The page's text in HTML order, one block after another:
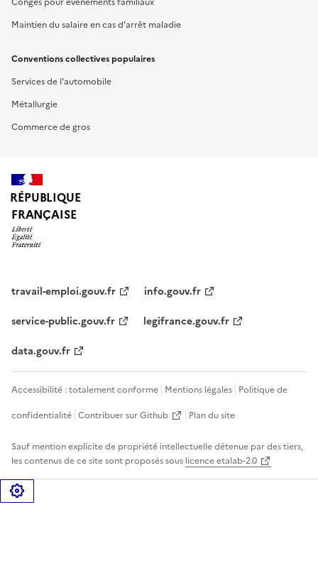
Maintien du salaire en cas d'arrêt maladie
Conventions collectives populaires
Services de l'automobile
Métallurgie
Commerce de gros
RÉPUBLIQUE
FRANÇAISE
travail-emploi.gouv.fr
info.gouv.fr
service-public.gouv.fr
legifrance.gouv.fr
data.gouv.fr
Accessibilité : totalement conforme Mentions légales Politique de
confidentialité Contribuer sur Github Plan du site
Sauf mention explicite de propriété intellectuelle détenue par des tiers,
les contenus de ce site sont proposés sous licence etalab-2.0
Gérer les cookies